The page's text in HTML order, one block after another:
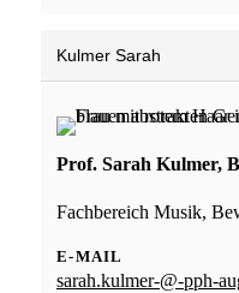
Kulmer Sarah
Prof. Sarah Kulmer,
Fachbereich Musik,
E-MAIL
sarah.kulmer-@-pph-